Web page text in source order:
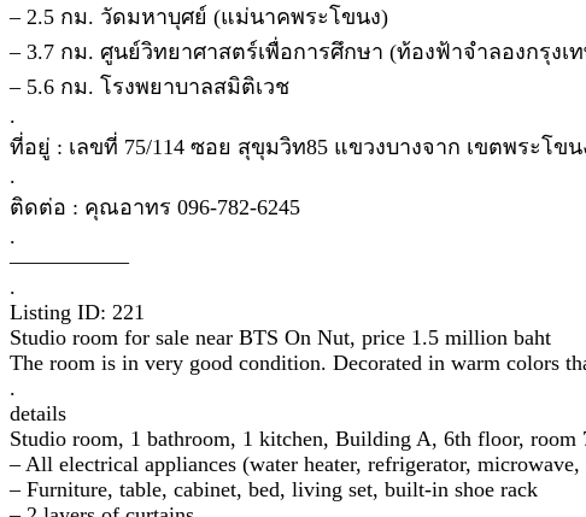
– 2.5 กม. วัดมหาบุศย์ (แม่นาคพระโขนง)
– 3.7 กม. ศูนย์วิทยาศาสตร์เพื่อการศึกษา (ท้องฟ้าจำลองกรุงเ
– 5.6 กม. โรงพยาบาลสมิติเวช
.
ที่อยู่ : เลขที่ 75/114 ซอย สุขุมวิท85 แขวงบางจาก เขตพระโข
.
ติดต่อ : คุณอาทร 096-782-6245
.
—————–
.
Listing ID: 221
Studio room for sale near BTS On Nut, price 1.5 million baht
The room is in very good condition. Decorated in warm colors
.
details
Studio room, 1 bathroom, 1 kitchen, Building A, 6th floor, room
– All electrical appliances (water heater, refrigerator,
– Furniture, table, cabinet, bed, living set, built-in shoe rack